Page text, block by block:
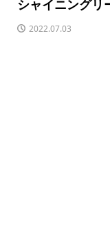
シャイニングリ
2022.07.03